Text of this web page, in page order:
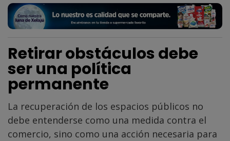
Retirar obstáculos debe
ser una política
permanente
La recuperación de los espacios públicos no
debe entenderse como una medida contra el
comercio, sino como una acción necesaria para